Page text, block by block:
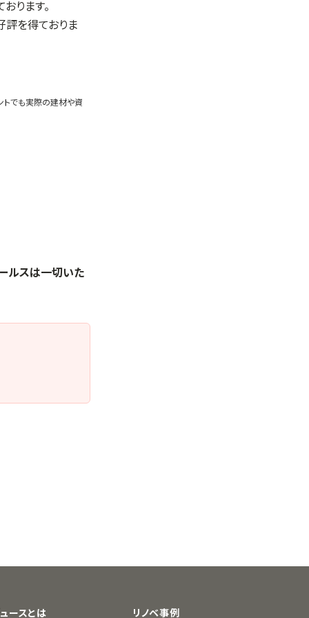
ります。
評を得ておりま
トでも実際の建材や資
ルスは一切いた
ースとは リノベ事例